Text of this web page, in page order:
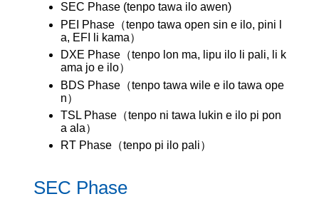
SEC Phase (tenpo tawa ilo awen)
PEI Phase（tenpo tawa open sin e ilo, pini l
a, EFI li kama）
DXE Phase（tenpo lon ma, lipu ilo li pali, li k
ama jo e ilo）
BDS Phase（tenpo tawa wile e ilo tawa ope
n）
TSL Phase（tenpo ni tawa lukin e ilo pi pon
a ala）
RT Phase（tenpo pi ilo pali）
SEC Phase